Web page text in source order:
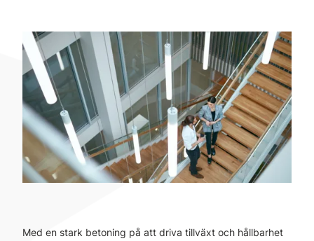
Med en stark betoning på att driva tillväxt och hållbarhet